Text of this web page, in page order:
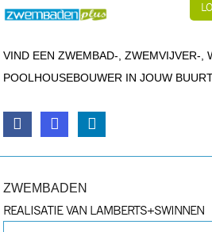
VIND EEN ZWEMBAD-, ZWEMVIJVER-,
POOLHOUSEBOUWER IN JOUW
ZWEMBADEN
REALISATIE VAN LAMBERTS+SWINNEN